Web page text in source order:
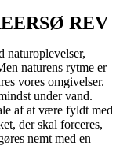
REV
naturoplevelser,
naturens rytme er
vores omgivelser.
under vand.
af at være fyldt med
der skal forceres,
nemt med en